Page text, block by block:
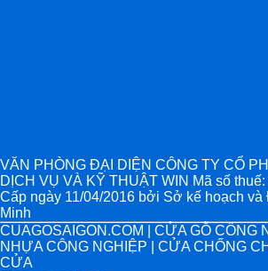
VĂN PHÒNG ĐẠI DIỆN CÔNG TY CỔ
DỊCH VỤ VÀ KỸ THUẬT WIN Mã số
Cấp ngày 11/04/2016 bởi Sở kế hoạch
Minh
CUAGOSAIGON.COM | CỬA GỖ CÔNG
NHỰA CÔNG NGHIỆP | CỬA CHỐNG
CỬA